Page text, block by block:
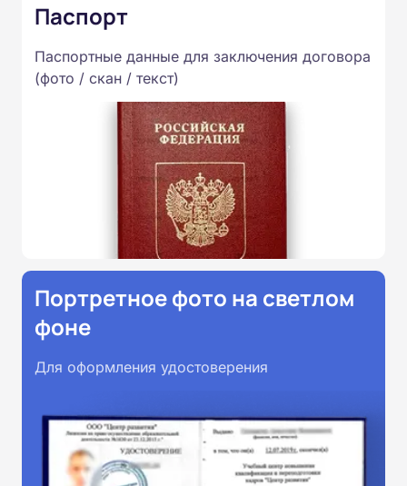
Паспорт
Паспортные данные для заключения договора
(фото / скан / текст)
Портретное фото на светлом
фоне
Для оформления удостоверения